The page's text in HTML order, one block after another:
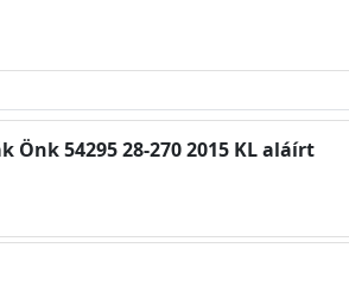
Önk 54295 28-270 2015 KL aláírt